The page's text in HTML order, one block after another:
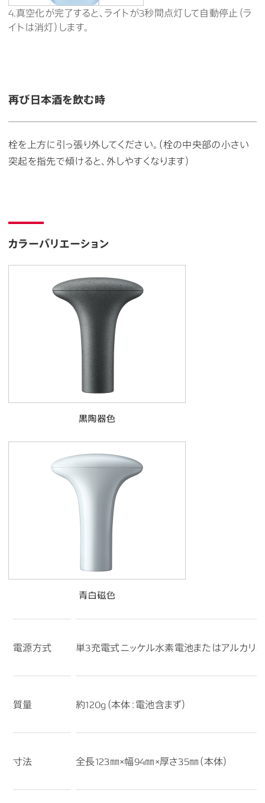
4.真空化が完了すると、ライトが3秒間点灯して自動停止（ラ
イトは消灯）します。
再び日本酒を飲む時
栓を上方に引っ張り外してください。（栓の中央部の小さい
突起を指先で傾けると、外しやすくなります）
カラーバリエーション
電源方式 単3充電式ニッケル水素電池またはアルカリ乾
質量 約120g（本体：電池含まず）
寸法 全長123㎜×幅94㎜×厚さ35㎜（本体）